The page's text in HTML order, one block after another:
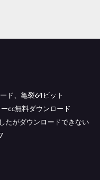
ド、亀裂64ビット
cc無料ダウンロード
たがダウンロードできない